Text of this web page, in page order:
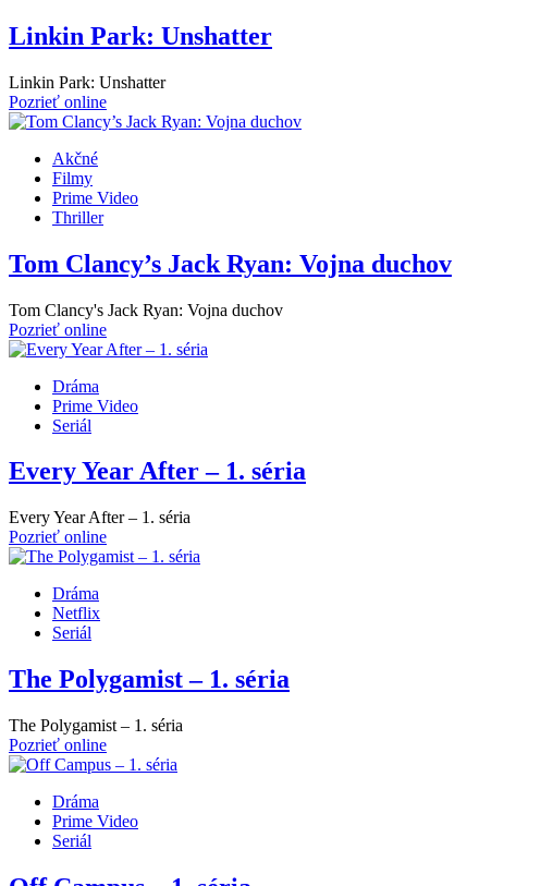
Linkin Park: Unshatter
Linkin Park: Unshatter
Pozrieť online
Akčné
Filmy
Prime Video
Thriller
Tom Clancy’s Jack Ryan: Vojna duchov
Tom Clancy's Jack Ryan: Vojna duchov
Pozrieť online
Dráma
Prime Video
Seriál
Every Year After – 1. séria
Every Year After – 1. séria
Pozrieť online
Dráma
Netflix
Seriál
The Polygamist – 1. séria
The Polygamist – 1. séria
Pozrieť online
Dráma
Prime Video
Seriál